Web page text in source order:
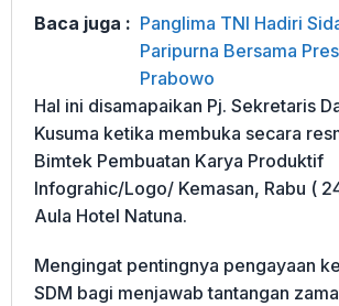
Baca juga : Panglima TNI Hadiri
Paripurna Bersama
Prabowo
Hal ini disamapaikan Pj. Sekretaris
Kusuma ketika membuka secara
Bimtek Pembuatan Karya Produktif
Infograhic/Logo/ Kemasan, Rabu (
Aula Hotel Natuna.
Mengingat pentingnya pengayaan
SDM bagi menjawab tantangan